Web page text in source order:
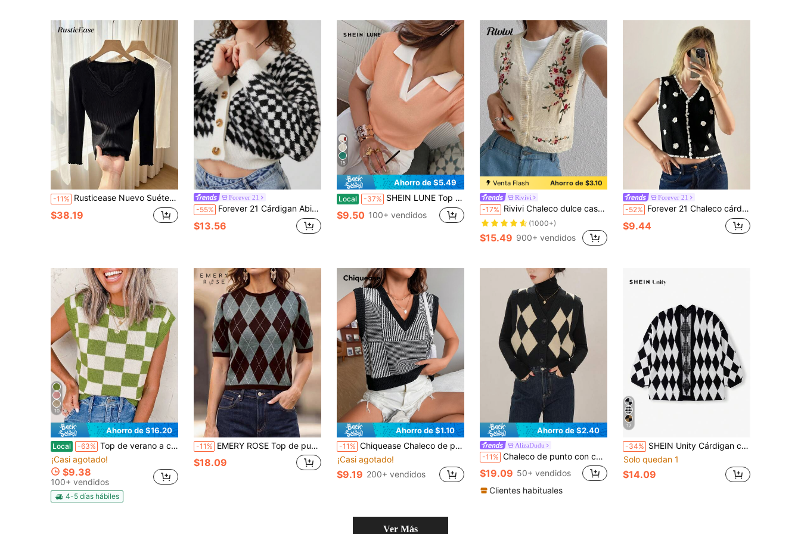
-11% Rusticease Nuevo Suéter Pullover de Seda de Hielo Fino con Cuello Redondo, Estampado Teñido Artístico Vintage Fresco, Elegante para Mujer, Primavera/Verano
$38.19
Forever 21
-55% Forever 21 Cárdigan Abierto De Mujer Con Patrón De Diamante
$13.56
15
Ahorro de $5.49
Local -37% SHEIN LUNE Top de punto ajustado de manga corta con cuello polo, estilo casual simple con bloques de color, adecuado para uso diario, vacaciones de verano, primavera, elegante top de punto casual versátil de manga corta con cuello vuelto para mujer, verano, salidas, playa, primavera, vacaciones
$9.50 100+ vendidos
Venta Flash Ahorro de $3.10
Rivivi
-17% Rivivi Chaleco dulce casual bordado, estilo versátil
(1000+)
$15.49 900+ vendidos
Forever 21
-52% Forever 21 Chaleco cárdigan de mujer con recortes en bloque de color y decorado con flores 3D en el frente con botones
$9.44
10
Ahorro de $16.20
Local -63% Top de verano a cuadros con mangas murciélago para mujer, jersey ligero de punto con cuello redondo y bloques de color, ideal para vacaciones en la playa (verde), tops para salir, estilo casual de negocios para mujer.
¡Casi agotado!
$9.38
100+ vendidos
4-5 días hábiles
-11% EMERY ROSE Top de punto casual de manga corta con cuello redondo y diseño de rejilla de diamantes para mujer
$18.09
Ahorro de $1.10
-11% Chiquease Chaleco de punto con patrón de rayas
¡Casi agotado!
$9.19 200+ vendidos
Ahorro de $2.40
AlizaDudu
-11% Chaleco de punto con cuello en V y estampado de rombos, estilo retro para mujer, para otoño y primavera, de color negro
$19.09 50+ vendidos
Clientes habituales
17
-34% SHEIN Unity Cárdigan casual holgado de mangas largas con patrón de rombos para mujer, otoño/invierno
Solo quedan 1
$14.09
Ver Más